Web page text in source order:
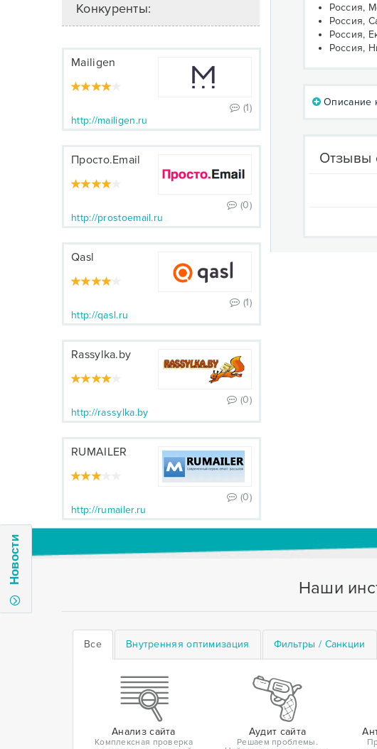
Новости
Конкуренты:
Mailigen
(1)
http://mailigen.ru
Просто.Email
(0)
http://prostoemail.ru
Qasl
(1)
http://qasl.ru
Rassylka.by
(0)
http://rassylka.by
RUMAILER
(0)
http://rumailer.ru
Россия,
Россия,
Россия,
Россия,
Описание
Отзывы
Наши
Все Внутренняя оптимизация Фильтры / Санкции
Анализ сайта
Комплексная проверка
Аудит сайта
Решаем проблемы.